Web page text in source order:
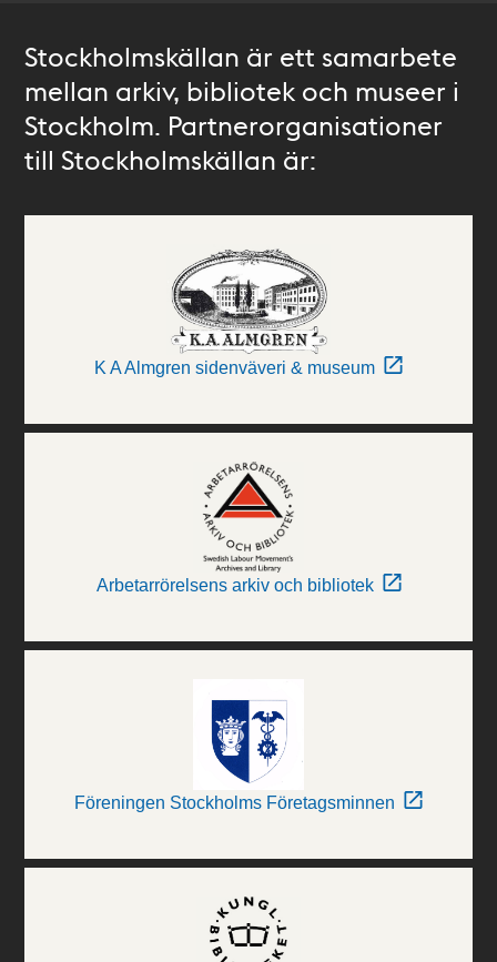
Stockholmskällan är ett samarbete
mellan arkiv, bibliotek och museer i
Stockholm. Partnerorganisationer
till Stockholmskällan är:
K A Almgren sidenväveri & museum
Arbetarrörelsens arkiv och bibliotek
Föreningen Stockholms Företagsminnen